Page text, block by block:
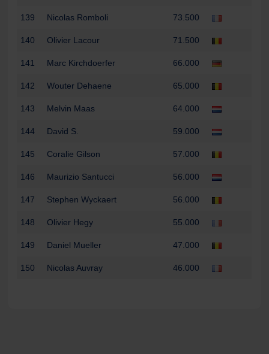
139 Nicolas Romboli 73.500
140 Olivier Lacour 71.500
141 Marc Kirchdoerfer 66.000
142 Wouter Dehaene 65.000
143 Melvin Maas 64.000
144 David S. 59.000
145 Coralie Gilson 57.000
146 Maurizio Santucci 56.000
147 Stephen Wyckaert 56.000
148 Olivier Hegy 55.000
149 Daniel Mueller 47.000
150 Nicolas Auvray 46.000